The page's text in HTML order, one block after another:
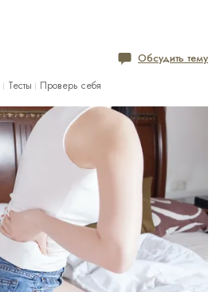
Обсудить тему
Тесты Проверь себя